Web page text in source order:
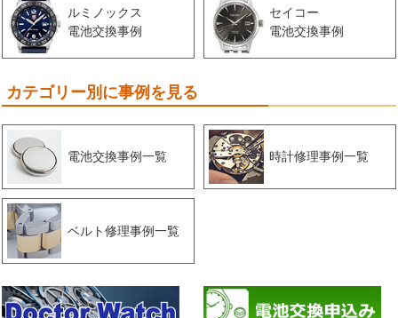
ルミノックス
電池交換事例
セイコー
電池交換事例
カテゴリー別に事例を見る
電池交換事例一覧 時計修理事例一覧
ベルト修理事例一覧